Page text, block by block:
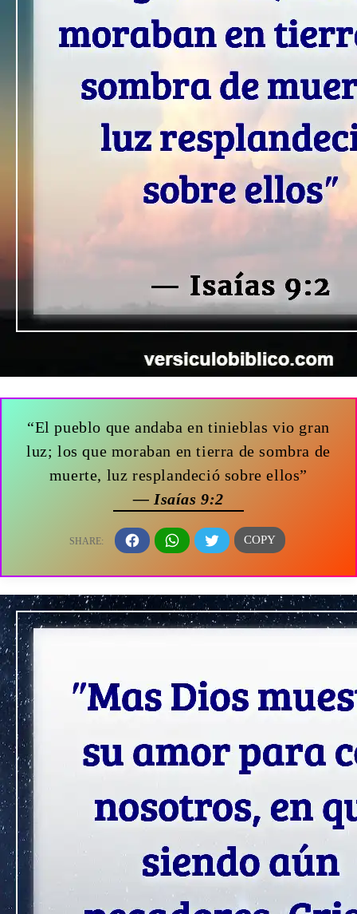
“El pueblo que andaba en tinieblas vio gran
luz; los que moraban en tierra de sombra de
muerte, luz resplandeció sobre ellos”
— Isaías 9:2